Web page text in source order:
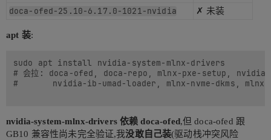
doca-ofed-25.10-6.17.0-1021-nvidia ✗ 未装
apt 装:
sudo apt install nvidia-system-mlnx-drivers
# 会拉: doca-ofed, doca-repo, mlnx-pxe-setup,
#       nvidia-ib-umad-loader, mlnx-nvme-dkms, mlnx-
nvidia-system-mlnx-drivers 依赖 doca-ofed,但 doca-ofed 跟
GB10 兼容性尚未完全验证,我没敢自己装(驱动栈冲突风险